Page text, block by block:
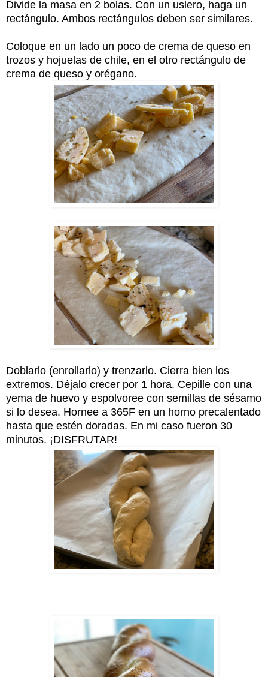
Divide la masa en 2 bolas. Con un uslero, haga un
rectángulo. Ambos rectángulos deben ser similares.
Coloque en un lado un poco de crema de queso en
trozos y hojuelas de chile, en el otro rectángulo de
crema de queso y orégano.
Doblarlo (enrollarlo) y trenzarlo. Cierra bien los
extremos. Déjalo crecer por 1 hora. Cepille con una
yema de huevo y espolvoree con semillas de sésamo
si lo desea. Hornee a 365F en un horno precalentado
hasta que estén doradas. En mi caso fueron 30
minutos. ¡DISFRUTAR!